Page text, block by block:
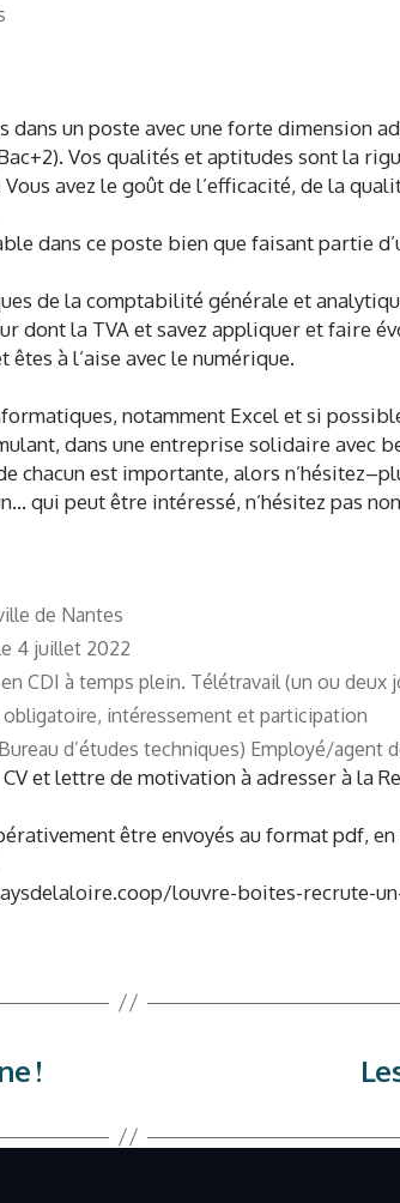
dans un poste avec une forte dimension
Vos qualités et aptitudes sont la
avez le goût de l’efficacité, de la
dans ce poste bien que faisant partie
de la comptabilité générale et
dont la TVA et savez appliquer et faire
à l’aise avec le numérique.
notamment Excel et si
dans une entreprise solidaire avec
chacun est importante, alors
qui peut être intéressé, n’hésitez pas
de Nantes
4 juillet 2022
CDI à temps plein. Télétravail (un ou deux
intéressement et participation
d’études techniques) Employé/agent
et lettre de motivation à adresser à la
être envoyés au format pdf,
louvre-boites-recrute-
!